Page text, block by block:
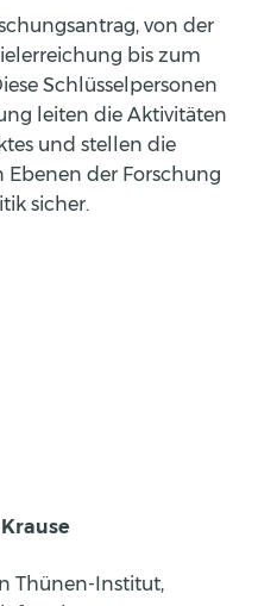
von der
bis zum
Schlüsselpersonen
leiten die Aktivitäten
und stellen die
der Forschung
sicher.
Thünen-Institut,